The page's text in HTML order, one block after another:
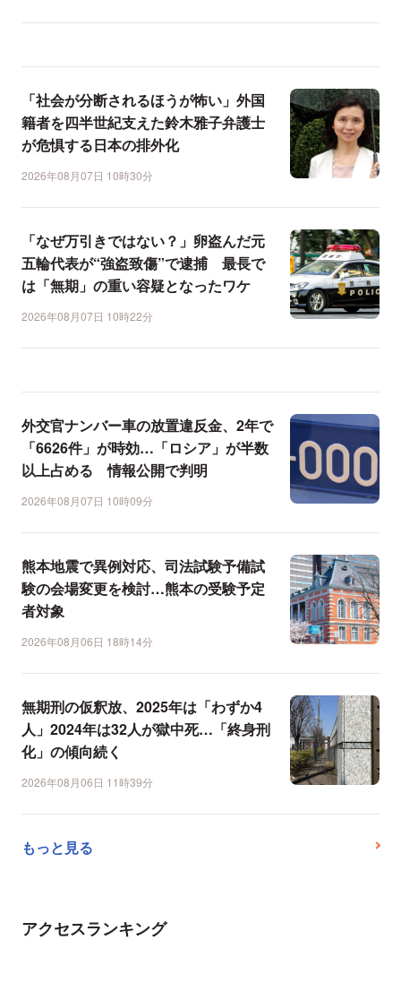
「社会が分断されるほうが怖い」外国
籍者を四半世紀支えた鈴木雅子弁護士
が危惧する日本の排外化
2026年08月07日 10時30分
「なぜ万引きではない？」卵盗んだ元
五輪代表が“強盗致傷”で逮捕 最長で
は「無期」の重い容疑となったワケ
2026年08月07日 10時22分
外交官ナンバー車の放置違反金、2年で
「6626件」が時効…「ロシア」が半数
以上占める 情報公開で判明
2026年08月07日 10時09分
熊本地震で異例対応、司法試験予備試
験の会場変更を検討…熊本の受験予定
者対象
2026年08月06日 18時14分
無期刑の仮釈放、2025年は「わずか4
人」2024年は32人が獄中死…「終身刑
化」の傾向続く
2026年08月06日 11時39分
もっと見る
アクセスランキング